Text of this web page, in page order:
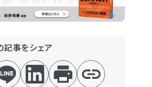
記事をシェア